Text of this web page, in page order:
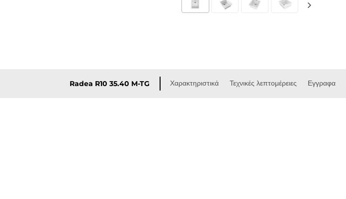
Radea R10 35.40 M-TG Χαρακτηριστικά Τεχνικές λεπτομέρειες Εγγραφα